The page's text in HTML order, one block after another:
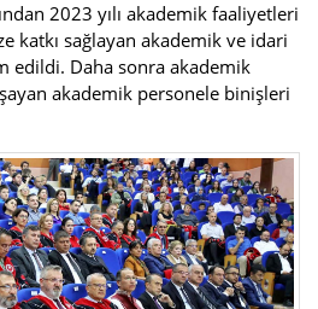
2023 yılı akademik faaliyetleri
katkı sağlayan akademik ve idari
edildi. Daha sonra akademik
akademik personele binişleri